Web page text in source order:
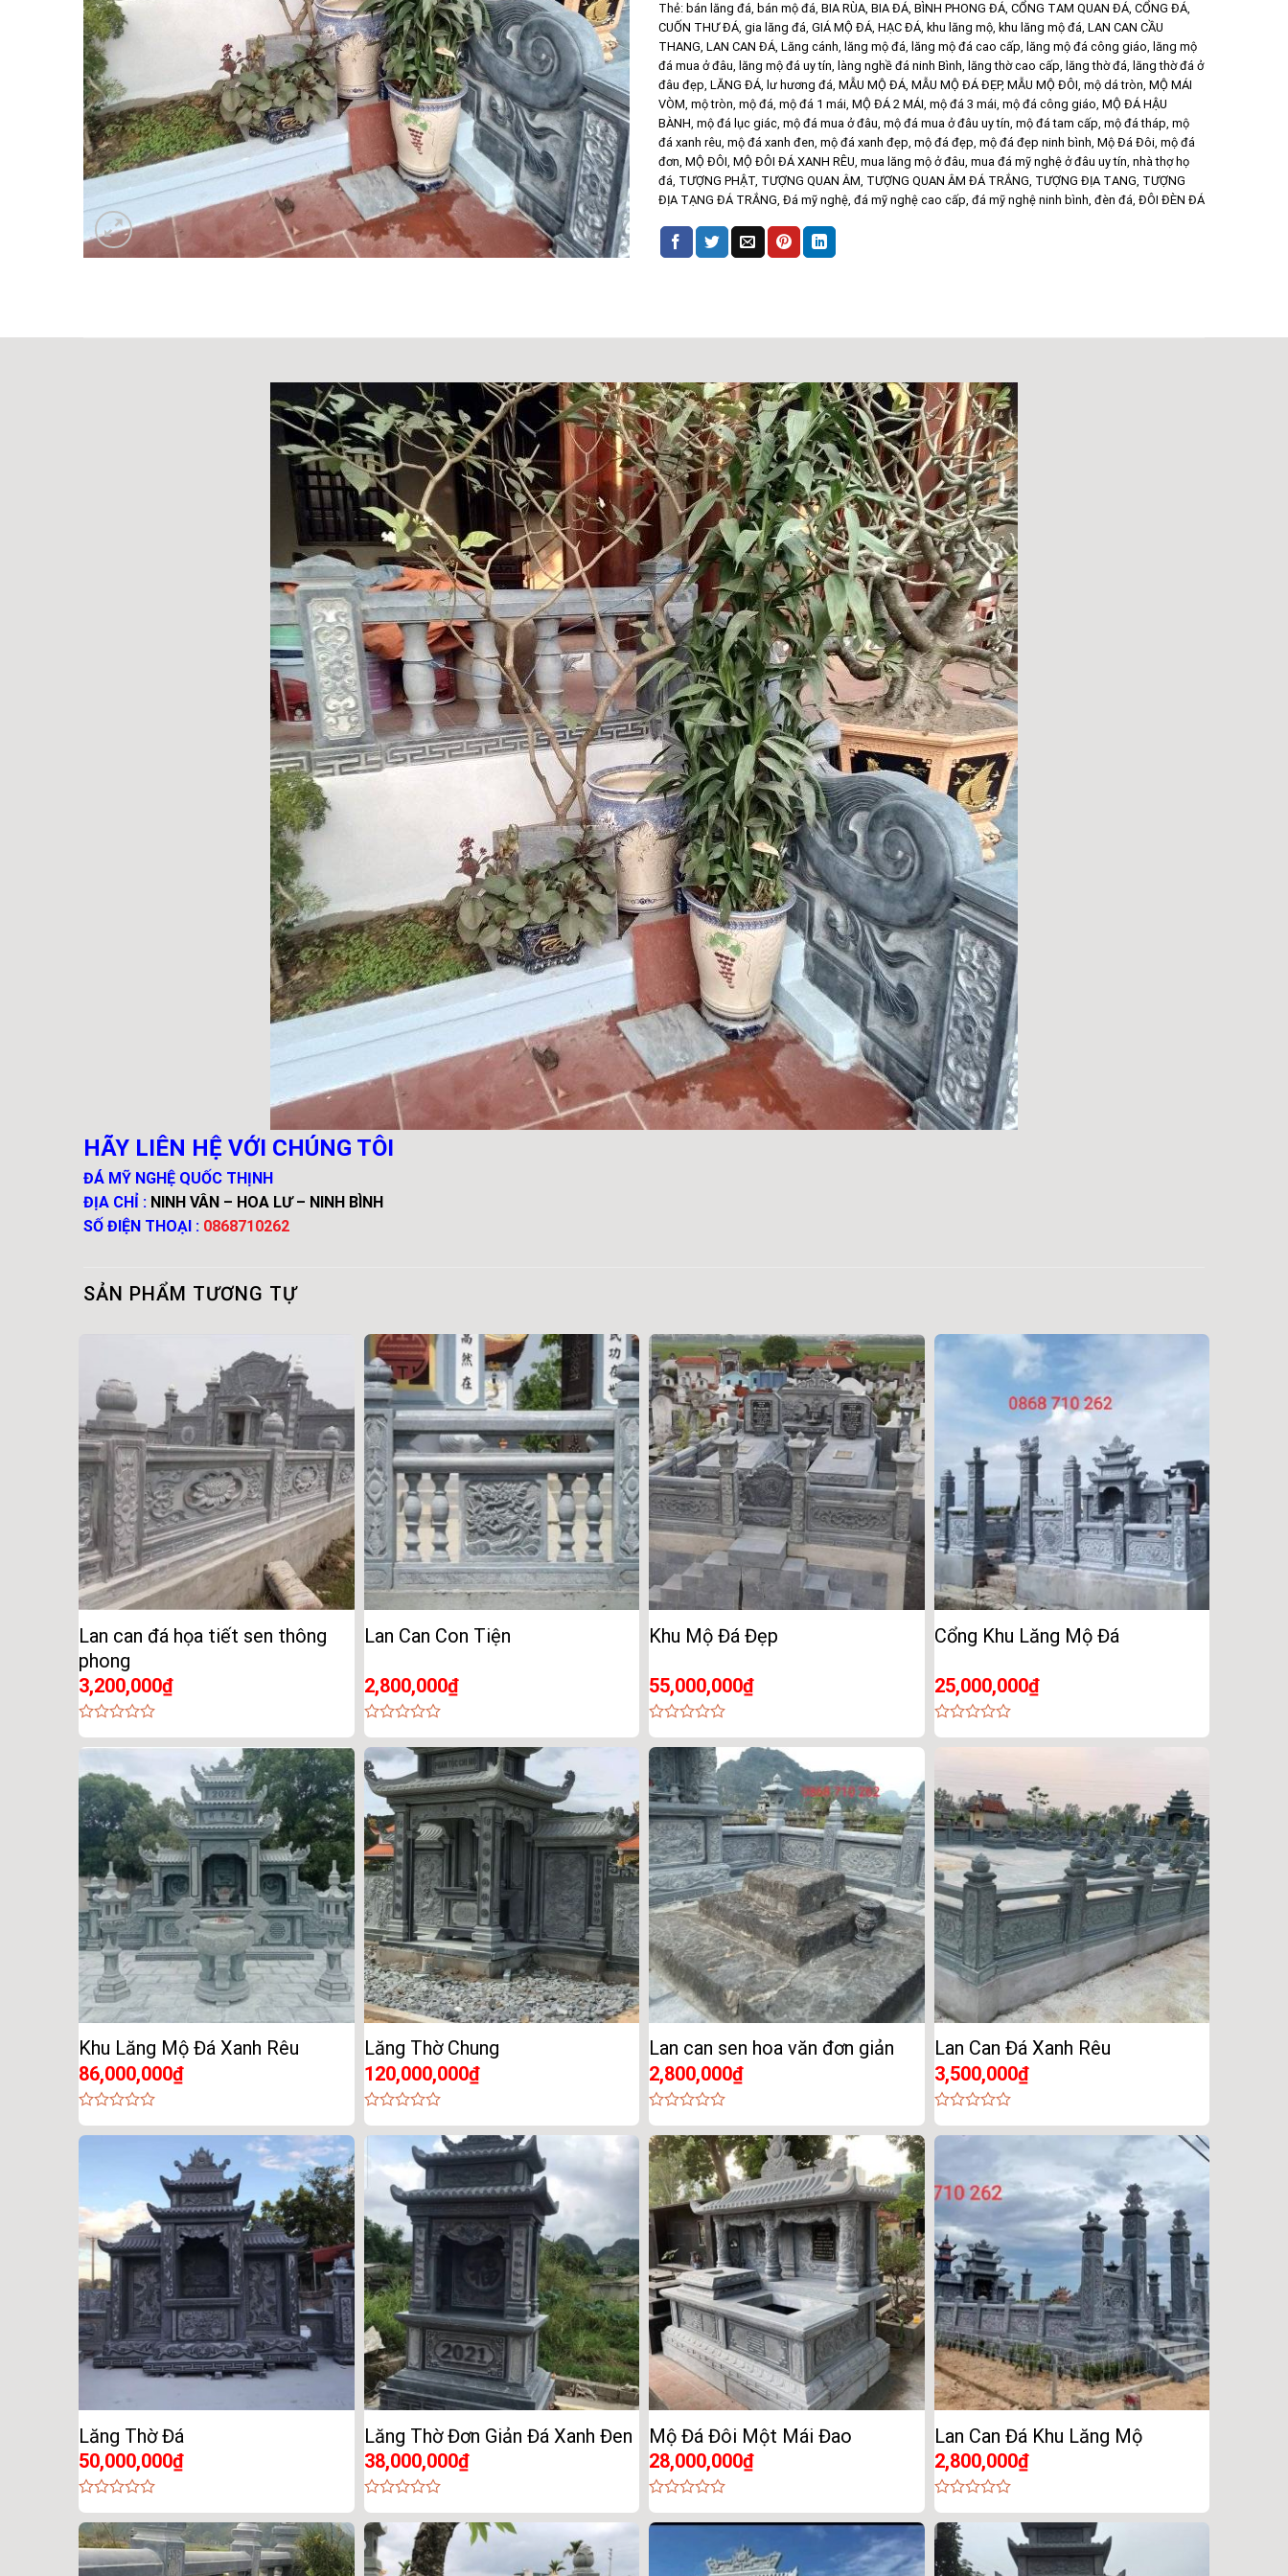
Thẻ: bán lăng đá bán mộ đá BIA RÙA BIA ĐÁ BÌNH PHONG ĐÁ CỔNG TAM QUAN ĐÁ CỔNG ĐÁ
CUỐN THƯ ĐÁ gia lăng đá GIÁ MỘ ĐÁ HẠC ĐÁ khu lăng mộ khu lăng mộ đá LAN CAN CẦU
THANG LAN CAN ĐÁ Lăng cánh lăng mộ đá lăng mộ đá cao cấp lăng mộ đá công giáo lăng mộ
đá mua ở đâu lăng mộ đá uy tín làng nghề đá ninh Bình lăng thờ cao cấp lăng thờ đá lăng thờ đá ở
đâu đẹp LĂNG ĐÁ lư hương đá MẪU MỘ ĐÁ MẪU MỘ ĐÁ ĐẸP, MẪU MỘ ĐÔI mộ dá tròn MỘ MÁI
VÒM mộ tròn mộ đá mộ đá 1 mái MỘ ĐÁ 2 MÁI mộ đá 3 mái mộ đá công giáo MỘ ĐÁ HẬU
BÀNH mộ đá lục giác mộ đá mua ở đâu mộ đá mua ở đâu uy tín mộ đá tam cấp mộ đá tháp mộ
đá xanh rêu mộ đá xanh đen mộ đá xanh đẹp mộ đá đẹp mộ đá đẹp ninh bình Mộ Đá Đôi mộ đá
đơn MỘ ĐÔI MỘ ĐÔI ĐÁ XANH RÊU mua lăng mộ ở đâu mua đá mỹ nghệ ở đâu uy tín nhà thợ họ
đá TƯỢNG PHẬT TƯỢNG QUAN ÂM TƯỢNG QUAN ÂM ĐÁ TRẮNG TƯỢNG ĐỊA TANG TƯỢNG
ĐỊA TẠNG ĐÁ TRẮNG Đá mỹ nghệ đá mỹ nghệ cao cấp đá mỹ nghệ ninh bình đèn đá ĐÔI ĐÈN ĐÁ
HÃY LIÊN HỆ VỚI CHÚNG TÔI
ĐÁ MỸ NGHỆ QUỐC THỊNH
ĐỊA CHỈ : NINH VÂN – HOA LƯ – NINH BÌNH
SỐ ĐIỆN THOẠI : 0868710262
SẢN PHẨM TƯƠNG TỰ
Lan can đá họa tiết sen thông
phong
3,200,000₫
0
out
5
Lan Can Con Tiện
2,800,000₫
0
out
of
5
Khu Mộ Đá Đẹp
55,000,000₫
0
out
of
5
Cổng Khu Lăng Mộ Đá
25,000,000₫
0
Khu Lăng Mộ Đá Xanh Rêu
86,000,000₫
0
out
Lăng Thờ Chung
120,000,000₫
0
out
Lan can sen hoa văn đơn giản
2,800,000₫
0
out
of
5
Lan Can Đá Xanh Rêu
3,500,000₫
0
out
Lăng Thờ Đá
50,000,000₫
0
out
of
5
Lăng Thờ Đơn Giản Đá Xanh Đen
38,000,000₫
0
out
of
5
Mộ Đá Đôi Một Mái Đao
28,000,000₫
0
out
Lan Can Đá Khu Lăng Mộ
2,800,000₫
0
out
of